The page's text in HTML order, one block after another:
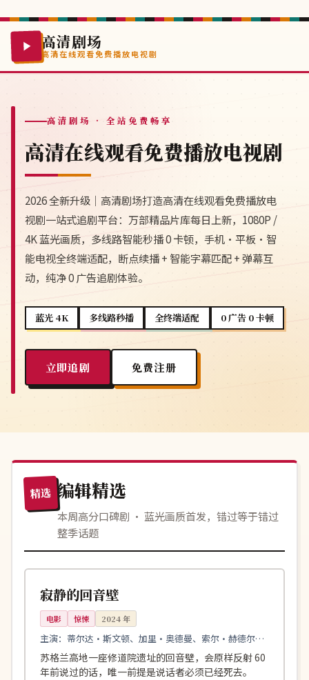
高清剧场
高清在线观看免费播放电视剧
高清剧场 · 全站免费畅享
高清在线观看免费播放电视剧
2026 全新升级｜高清剧场打造高清在线观看免费播放电
视剧一站式追剧平台：万部精品片库每日上新，1080P /
4K 蓝光画质，多线路智能秒播 0 卡顿，手机·平板·智
能电视全终端适配，断点续播 + 智能字幕匹配 + 弹幕互
动，纯净 0 广告追剧体验。
蓝光 4K 多线路秒播 全终端适配 0 广告 0 卡顿
立即追剧 免费注册
精选 编辑精选
本周高分口碑剧 · 蓝光画质首发，错过等于错过
整季话题
英国
杜比 116分钟
寂静的回音壁
电影 惊悚 2024年
主演： 蒂尔达·斯文顿、加里·奥德曼、索尔·赫德尔斯
顿
苏格兰高地一座修道院遗址的回音壁，会原样反射 60
年前说过的话，唯一前提是说话者必须已经死去。